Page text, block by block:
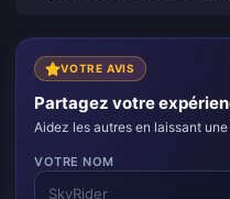
VOTRE AVIS
Partagez votre
Aidez les autres en laissant
VOTRE NOM